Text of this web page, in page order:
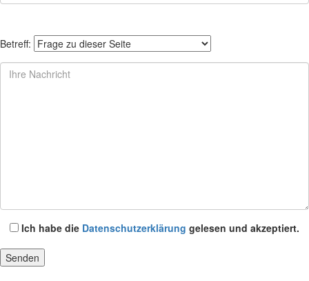
Betreff:
Ich habe die Datenschutzerklärung gelesen und akzeptiert.